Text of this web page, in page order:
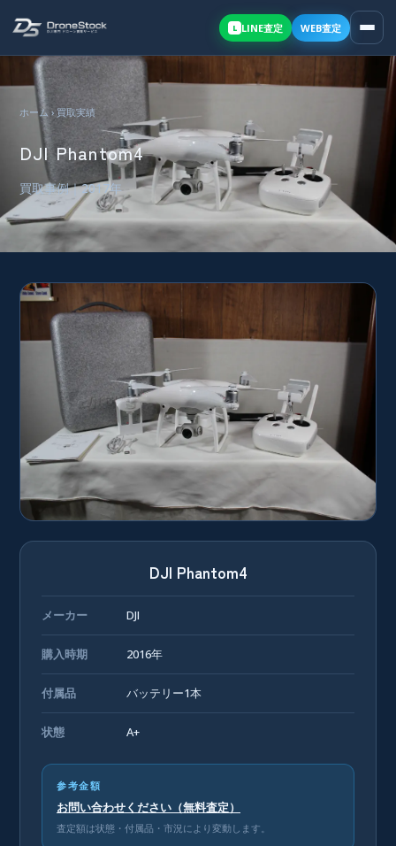
L LINE査定 WEB査定
ホーム ›買取実績
DJI Phantom4
買取事例｜2017年
DJI Phantom4
メーカー DJI
購入時期 2016年
付属品 バッテリー1本
状態 A+
参考金額
お問い合わせください（無料査定）
査定額は状態・付属品・市況により変動します。